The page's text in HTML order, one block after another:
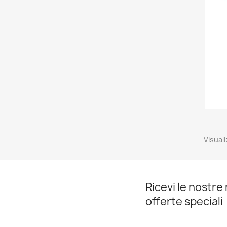
Ricevi le nostre
offerte speciali